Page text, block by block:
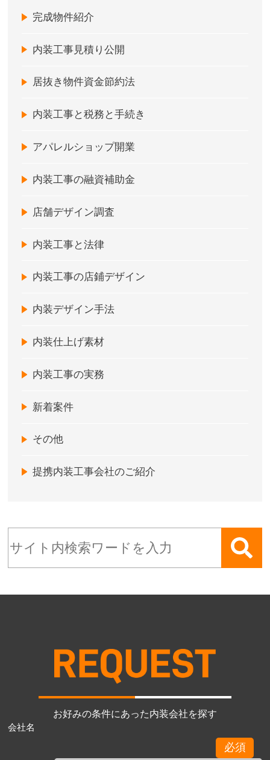
完成物件紹介
内装工事見積り公開
居抜き物件資金節約法
内装工事と税務と手続き
アパレルショップ開業
内装工事の融資補助金
店舗デザイン調査
内装工事と法律
内装工事の店鋪デザイン
内装デザイン手法
内装仕上げ素材
内装工事の実務
新着案件
その他
提携内装工事会社のご紹介
お好みの条件にあった内装会社を探す
会社名
必須